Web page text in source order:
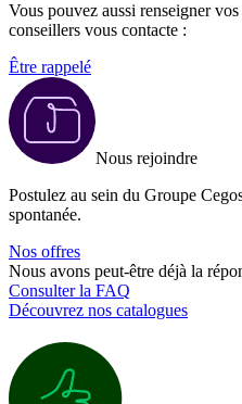
Vous pouvez aussi renseigner
conseillers vous contacte :
Être rappelé
Nous rejoindre
Postulez au sein du Groupe
spontanée.
Nos offres
Nous avons peut-être déjà la
Consulter la FAQ
Découvrez nos catalogues